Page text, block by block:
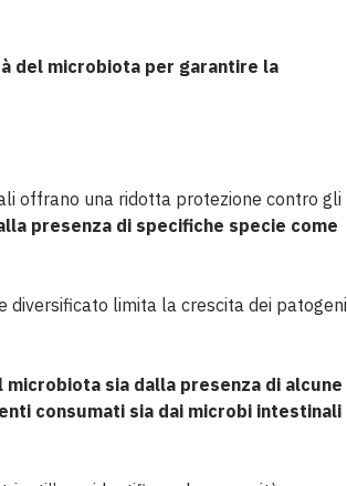
del microbiota per garantire la
offrano una ridotta protezione contro gli
presenza di specifiche specie come
limita la crescita dei patogeni
sia dalla presenza di alcune
consumati sia dai microbi intestinali